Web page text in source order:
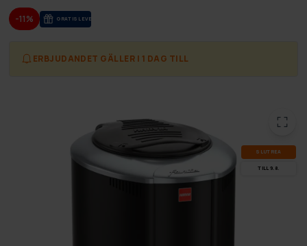
-11% GRA­TIS LE­VE­RANS
ERBJUDANDET GÄLLER I 1 DAG TILL
SLUT­REA
TILL 9.8.